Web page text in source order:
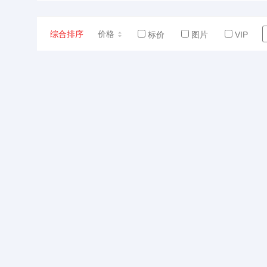
综合排序 价格 标价 图片 VIP